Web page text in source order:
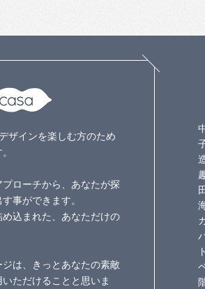
ザインを楽しむ方のため
ローチから、あなたが探
事ができます。
込まれた、あなただけの
は、きっとあなたの素敵
ただけることと思いま